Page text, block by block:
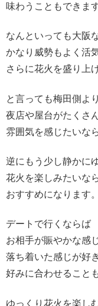
味わうこともできます
なんといっても大阪
かなり威勢もよく活
さらに花火を盛り上
と言っても梅田側よ
夜店や屋台がたくさ
雰囲気を感じたいな
逆にもう少し静かに
花火を楽しみたいな
おすすめになります。
デートで行くならば
お相手が賑やかな感
落ち着いた感じが好
好みに合わせること
ゆっくり花火を楽し